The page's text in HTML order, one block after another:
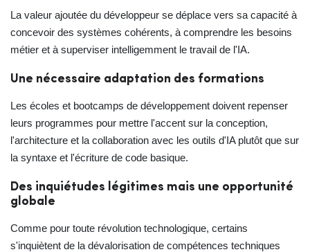
La valeur ajoutée du développeur se déplace vers sa capacité à
concevoir des systèmes cohérents, à comprendre les besoins
métier et à superviser intelligemment le travail de l'IA.
Une nécessaire adaptation des formations
Les écoles et bootcamps de développement doivent repenser
leurs programmes pour mettre l'accent sur la conception,
l'architecture et la collaboration avec les outils d'IA plutôt que sur
la syntaxe et l'écriture de code basique.
Des inquiétudes légitimes mais une opportunité
globale
Comme pour toute révolution technologique, certains
s'inquiètent de la dévalorisation de compétences techniques